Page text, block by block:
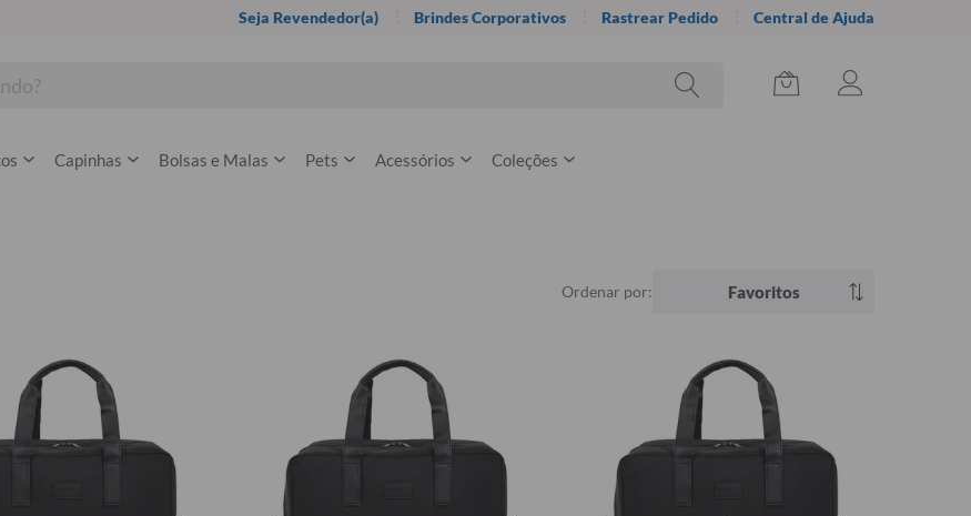
Seja Revendedor(a) Brindes Corporativos Rastrear Pedido Central de Ajuda
Capinhas Bolsas e Malas Pets Acessórios Coleções
Ordenar por: Favoritos